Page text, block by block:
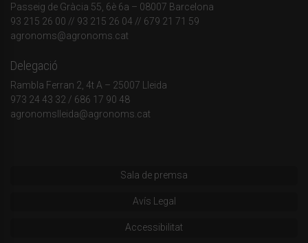
Passeig de Gràcia 55, 6è 6a – 08007 Barcelona
93 215 26 00 // 93 215 26 04 // 679 21 71 59
agronoms@agronoms.cat
Delegació
Rambla Ferran 2, 4t A – 25007 Lleida
973 24 43 32 / 686 17 90 48
agronomslleida@agronoms.cat
Sala de premsa
Avís Legal
Accessibilitat